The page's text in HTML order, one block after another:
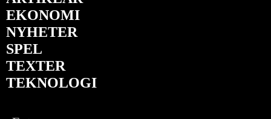
EKONOMI
NYHETER
SPEL
TEXTER
TEKNOLOGI